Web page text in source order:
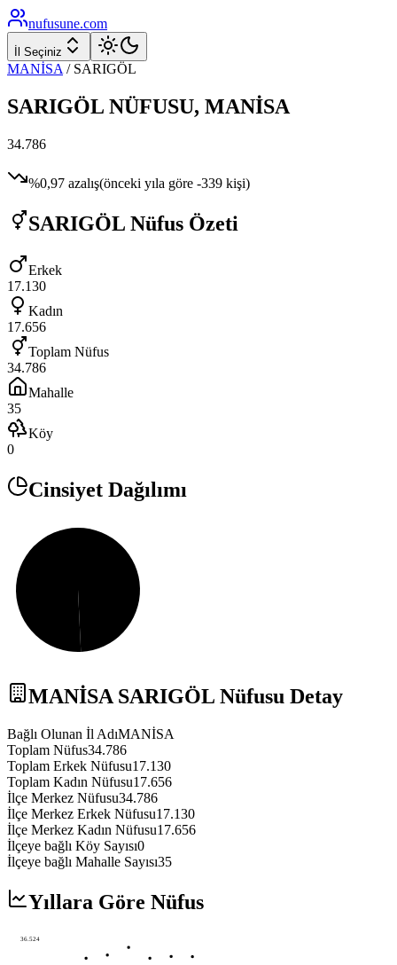
nufusune.com
İl Seçiniz
MANİSA / SARIGÖL
SARIGÖL NÜFUSU, MANİSA
34.786
%0,97 azalış(önceki yıla göre -339 kişi)
SARIGÖL Nüfus Özeti
Erkek
17.130
Kadın
17.656
Toplam Nüfus
34.786
Mahalle
35
Köy
0
Cinsiyet Dağılımı
MANİSA SARIGÖL Nüfusu Detay
Bağlı Olunan İl AdıMANİSA
Toplam Nüfus34.786
Toplam Erkek Nüfusu17.130
Toplam Kadın Nüfusu17.656
İlçe Merkez Nüfusu34.786
İlçe Merkez Erkek Nüfusu17.130
İlçe Merkez Kadın Nüfusu17.656
İlçeye bağlı Köy Sayısı0
İlçeye bağlı Mahalle Sayısı35
Yıllara Göre Nüfus
36.524